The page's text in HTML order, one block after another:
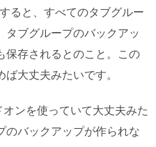
ると、すべてのタブグルー
タブグループのバックアッ
保存されるとのこと。この
大丈夫みたいです。
ンを使っていて大丈夫みた
のバックアップが作られな